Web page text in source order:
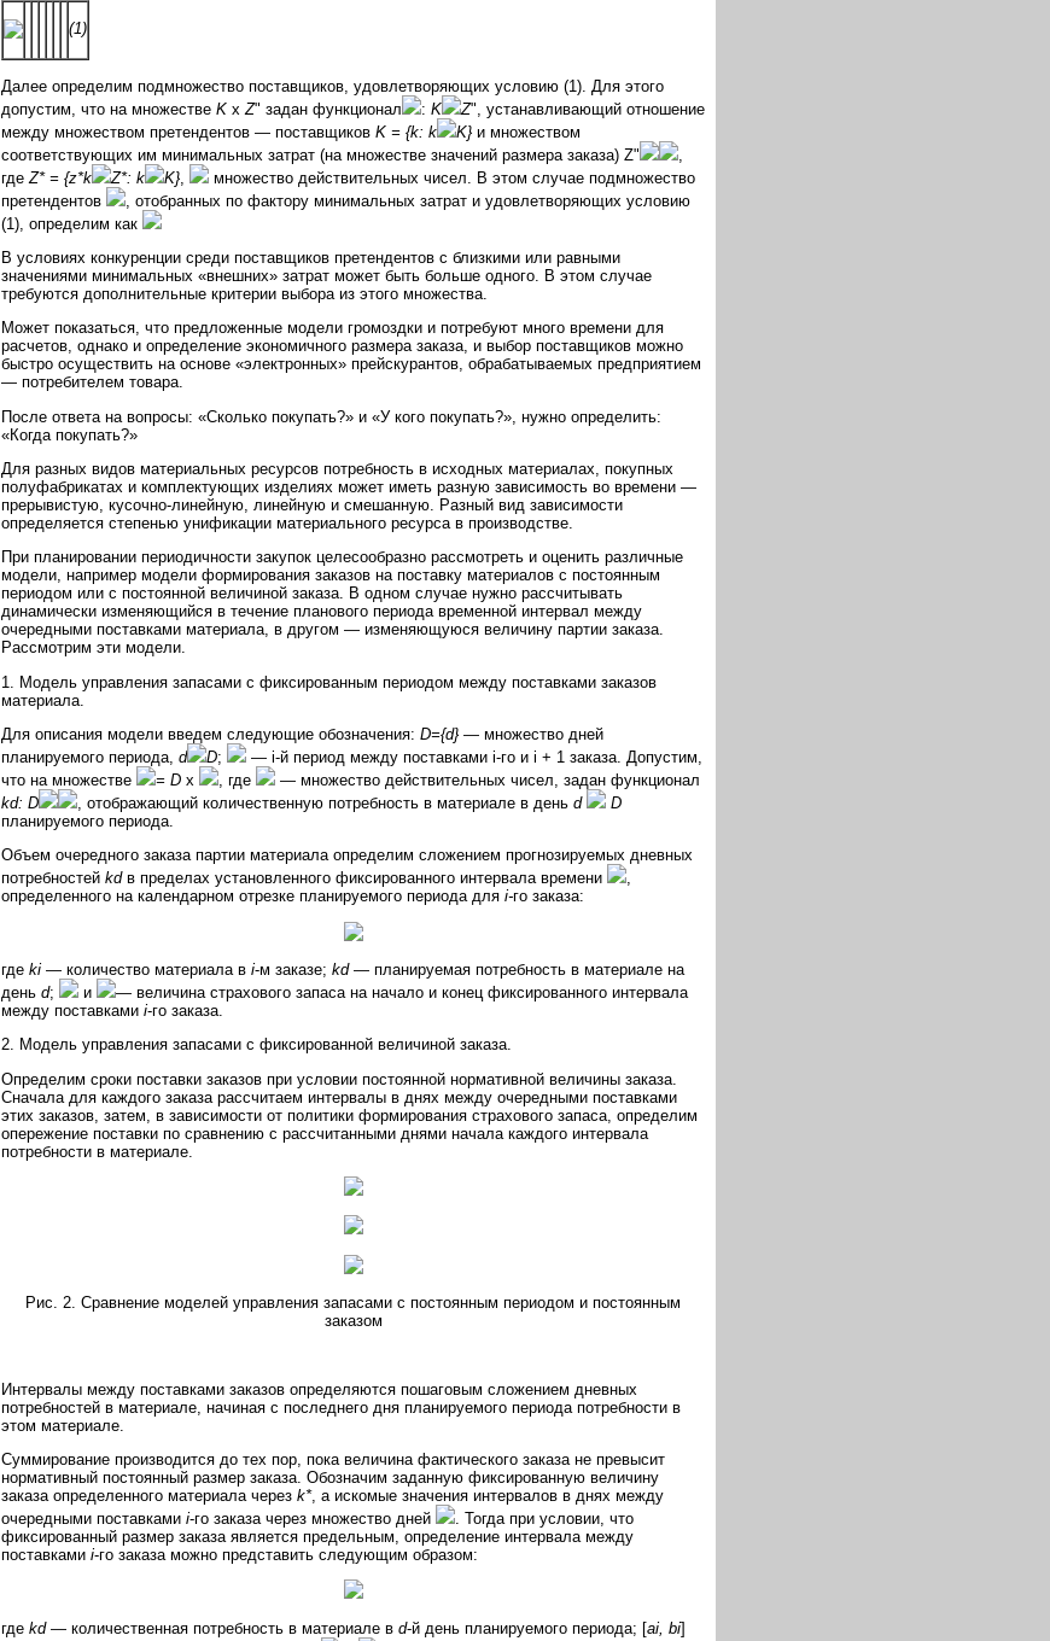
(1)
Далее определим подмножество поставщиков, удовлетворяющих условию (1). Для этого
допустим, что на множестве K x Z" задан функционал : K Z", устанавливающий отношение
между множеством претендентов — поставщиков K = {k: k K} и множеством
соответствующих им минимальных затрат (на множестве значений размера заказа) Z"
где Z* = {z*k Z*: k K}
множество действительных чисел. В этом случае подмножество
претендентов
, отобранных по фактору минимальных затрат и удовлетворяющих условию
(1), определим как
В условиях конкуренции среди поставщиков претендентов с близкими или равными
значениями минимальных «внешних» затрат может быть больше одного. В этом случае
требуются дополнительные критерии выбора из этого множества.
Может показаться, что предложенные модели громоздки и потребуют много времени для
расчетов, однако и определение экономичного размера заказа, и выбор поставщиков можно
быстро осуществить на основе «электронных» прейскурантов, обрабатываемых предприятием
— потребителем товара.
После ответа на вопросы: «Сколько покупать?» и «У кого покупать?», нужно определить:
«Когда покупать?»
Для разных видов материальных ресурсов потребность в исходных материалах, покупных
полуфабрикатах и комплектующих изделиях может иметь разную зависимость во времени —
прерывистую, кусочно-линейную, линейную и смешанную. Разный вид зависимости
определяется степенью унификации материального ресурса в производстве.
При планировании периодичности закупок целесообразно рассмотреть и оценить различные
модели, например модели формирования заказов на поставку материалов с постоянным
периодом или с постоянной величиной заказа. В одном случае нужно рассчитывать
динамически изменяющийся в течение планового периода временной интервал между
очередными поставками материала, в другом — изменяющуюся величину партии заказа.
Рассмотрим эти модели.
1. Модель управления запасами с фиксированным периодом между поставками заказов
материала.
Для описания модели введем следующие обозначения: D={d} — множество дней
планируемого периода, d D;
— i-й период между поставками i-го и i + 1 заказа. Допустим,
что на множестве
= D x , где
— множество действительных чисел, задан функционал
kd: D
, отображающий количественную потребность в материале в день d
D
планируемого периода.
Объем очередного заказа партии материала определим сложением прогнозируемых дневных
потребностей kdв пределах установленного фиксированного интервала времени
,
определенного на календарном отрезке планируемого периода для i-го заказа:
где ki — количество материала в i-м заказе; kd— планируемая потребность в материале на
день d; и
— величина страхового запаса на начало и конец фиксированного интервала
между поставками i-го заказа.
2. Модель управления запасами с фиксированной величиной заказа.
Определим сроки поставки заказов при условии постоянной нормативной величины заказа.
Сначала для каждого заказа рассчитаем интервалы в днях между очередными поставками
этих заказов, затем, в зависимости от политики формирования страхового запаса, определим
опережение поставки по сравнению с рассчитанными днями начала каждого интервала
потребности в материале.
Рис. 2. Сравнение моделей управления запасами с постоянным периодом и постоянным
заказом
Интервалы между поставками заказов определяются пошаговым сложением дневных
потребностей в материале, начиная с последнего дня планируемого периода потребности в
этом материале.
Суммирование производится до тех пор, пока величина фактического заказа не превысит
нормативный постоянный размер заказа. Обозначим заданную фиксированную величину
заказа определенного материала через k*, а искомые значения интервалов в днях между
очередными поставками i-го заказа через множество дней
. Тогда при условии, что
фиксированный размер заказа является предельным, определение интервала между
поставками i-го заказа можно представить следующим образом:
где kd — количественная потребность в материале в d-й день планируемого периода; [ai, bi]